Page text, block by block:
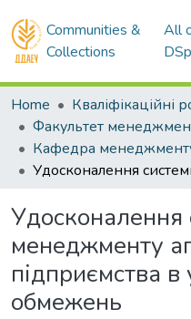
Communities &
Collections
All
Home
Удосконалення
менеджменту
підприємства
обмежень